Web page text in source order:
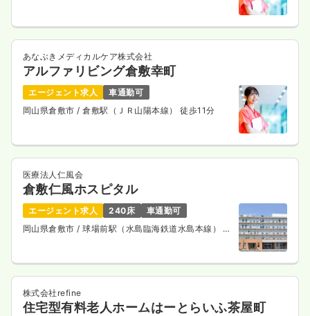
あなぶきメディカルケア株式会社
アルファリビング倉敷幸町
エージェント求人
車通勤可
岡山県倉敷市 / 倉敷駅（ＪＲ山陽本線） 徒歩11分
医療法人仁風会
倉敷仁風ホスピタル
エージェント求人 240床
車通勤可
岡山県倉敷市 / 球場前駅（水島臨海鉄道水島本線） 徒
株式会社refine
住宅型有料老人ホームはーとらいふ茶屋町